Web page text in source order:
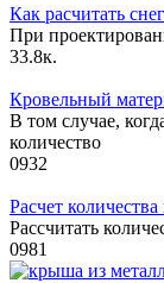
Как расчитать
При
33.8к.
Кровельный
В том случае,
количество
0932
Расчет
Рассчитать
0981